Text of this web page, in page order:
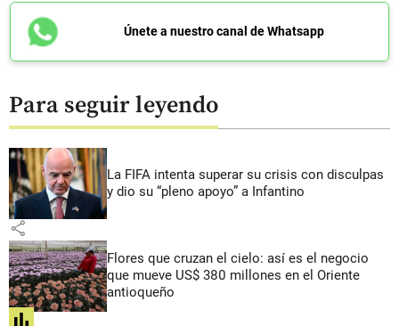
Únete a nuestro canal de Whatsapp
Para seguir leyendo
La FIFA intenta superar su crisis con disculpas
y dio su “pleno apoyo” a Infantino
share
Flores que cruzan el cielo: así es el negocio
que mueve US$ 380 millones en el Oriente
antioqueño